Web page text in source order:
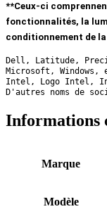
**Ceux-ci
fonctionnalités, la
conditionnement de
Dell, Latitude,
Microsoft, Windows,
Intel, Logo Intel,
D'autres noms de
Informations
Marque
Modèle